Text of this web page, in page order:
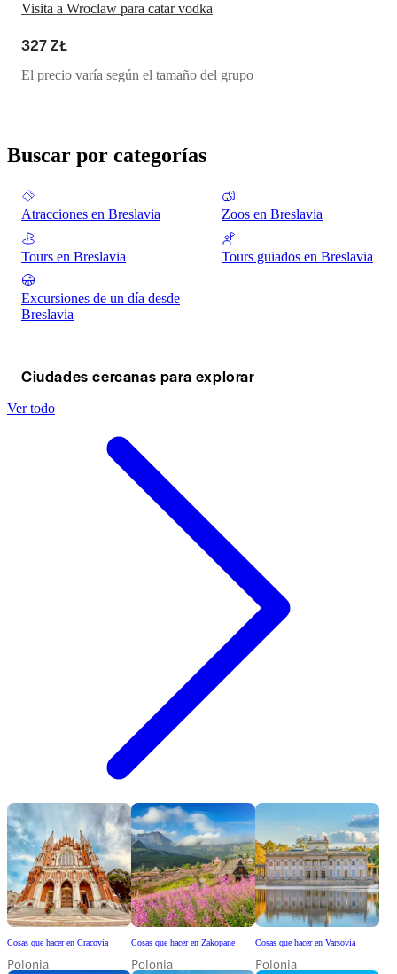
Visita a Wroclaw para catar vodka
327 ZŁ
El precio varía según el tamaño del grupo
Buscar por categorías
Atracciones en Breslavia Zoos en Breslavia
Tours en Breslavia Tours guiados en Breslavia
Excursiones de un día desde
Breslavia
Ciudades cercanas para explorar
Ver todo
Cosas que hacer en Cracovia
Polonia
Cosas que hacer en Zakopane
Polonia
Cosas que hacer en Varsovia
Polonia